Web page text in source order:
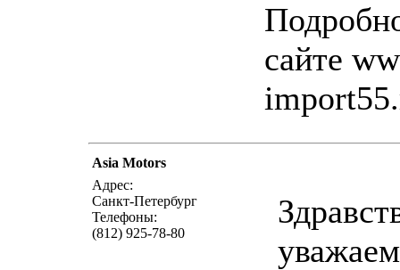
сайте
Asia Motors
Адрес:
Санкт-Петербург
Телефоны:
(812) 925-78-80